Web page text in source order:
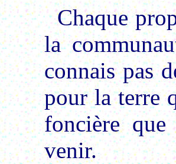
Chaque
la
connais pas
pour la terre
foncière
venir.